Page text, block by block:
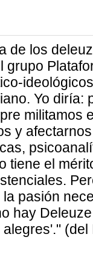
de los
grupo
Yo diría:
militamos
y
tiene el
pasión
hay